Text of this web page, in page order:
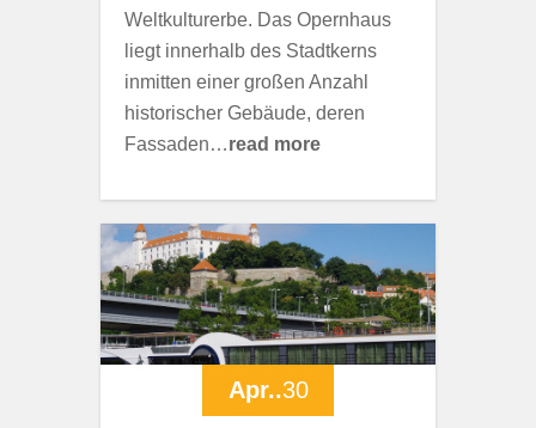
Weltkulturerbe. Das Opernhaus
liegt innerhalb des Stadtkerns
inmitten einer großen Anzahl
historischer Gebäude, deren
Fassaden…read more
Apr..30